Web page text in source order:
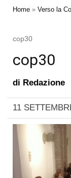
Home » Verso la
cop30
cop30
di Redazione
11